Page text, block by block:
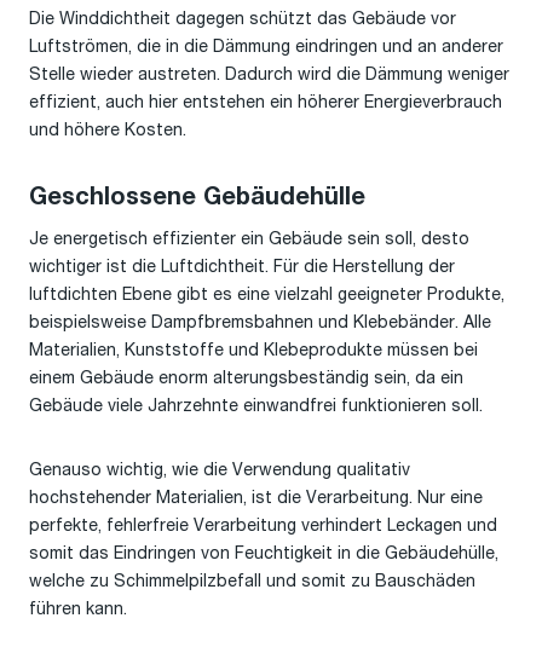
Die Winddichtheit dagegen schützt das Gebäude vor
Luftströmen, die in die Dämmung eindringen und an anderer
Stelle wieder austreten. Dadurch wird die Dämmung weniger
effizient, auch hier entstehen ein höherer Energieverbrauch
und höhere Kosten.
Geschlossene Gebäudehülle
Je energetisch effizienter ein Gebäude sein soll, desto
wichtiger ist die Luftdichtheit. Für die Herstellung der
luftdichten Ebene gibt es eine vielzahl geeigneter Produkte,
beispielsweise Dampfbremsbahnen und Klebebänder. Alle
Materialien, Kunststoffe und Klebeprodukte müssen bei
einem Gebäude enorm alterungsbeständig sein, da ein
Gebäude viele Jahrzehnte einwandfrei funktionieren soll.
Genauso wichtig, wie die Verwendung qualitativ
hochstehender Materialien, ist die Verarbeitung. Nur eine
perfekte, fehlerfreie Verarbeitung verhindert Leckagen und
somit das Eindringen von Feuchtigkeit in die Gebäudehülle,
welche zu Schimmelpilzbefall und somit zu Bauschäden
führen kann.